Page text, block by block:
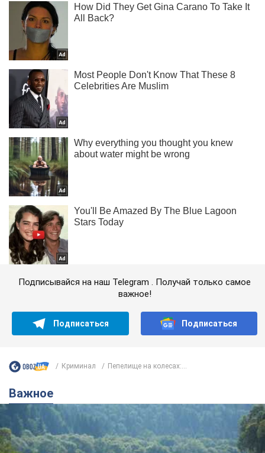
Подписывайся на наш Telegram . Получай только самое
важное!
Подписаться Подписаться
Криминал Пепелище на колесах:...
Важное